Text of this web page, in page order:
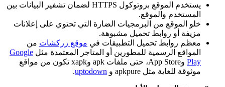
يستخدم الموقع بروتوكول HTTPS لضمان تشفير البيانات بين
المستخدم والموقع.
خلو الموقع من البرمجيات الضارة التي تحتوي على إعلانات
مزيفة أو روابط تحميل مشبوهة.
معظم روابط تحميل التطبيقات في موقع زركشات من
المواقع الرسمية للمطورين أو المتاجر المعتمدة مثل Google
Play
وApp Store، حتى ملفات apk وxapk تكون من مواقع
موثوقة للغاية مثل apkpure و
uptodown
.